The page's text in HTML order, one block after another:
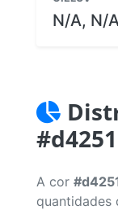
N/A, N/
A cor
quantidades